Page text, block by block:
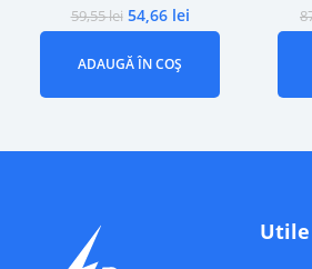
59,55lei 54,66 lei
ADAUGĂ ÎN COȘ
Utile